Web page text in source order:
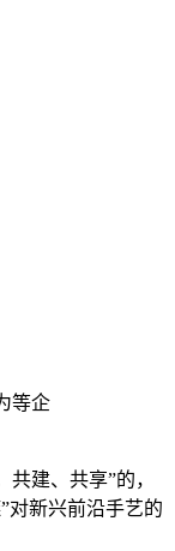
等企
建、共享”的，
对新兴前沿手艺的